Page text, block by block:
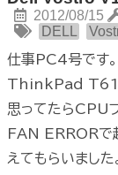
2012/08/15
DELL
仕事PC4号です。
ThinkPad T61を
思ってたらCPU
FAN ERRORで
えてもらいました